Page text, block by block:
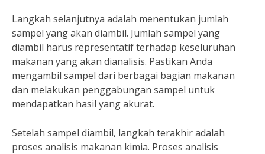
Langkah selanjutnya adalah menentukan jumlah
sampel yang akan diambil. Jumlah sampel yang
diambil harus representatif terhadap keseluruhan
makanan yang akan dianalisis. Pastikan Anda
mengambil sampel dari berbagai bagian makanan
dan melakukan penggabungan sampel untuk
mendapatkan hasil yang akurat.
Setelah sampel diambil, langkah terakhir adalah
proses analisis makanan kimia. Proses analisis